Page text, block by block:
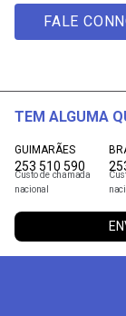
FALE
TEM ALGUMA
GUIMARÃES
253 510 590
Custo de chamada
nacional